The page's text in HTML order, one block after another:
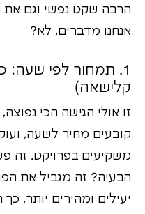
הרבה שקט נפשי וגם את
אנחנו מדברים, לא?
1. תמחור לפי שעה:
קלישאה)
זו אולי הגישה הכי
קובעים מחיר לשעה,
משקיעים בפרויקט. זה
הבעיה? זה מגביל את
יעילים ומהירים יותר,